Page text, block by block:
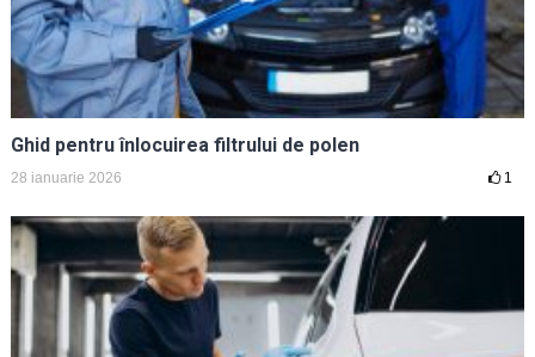
Ghid pentru înlocuirea filtrului de polen
28 ianuarie 2026 1